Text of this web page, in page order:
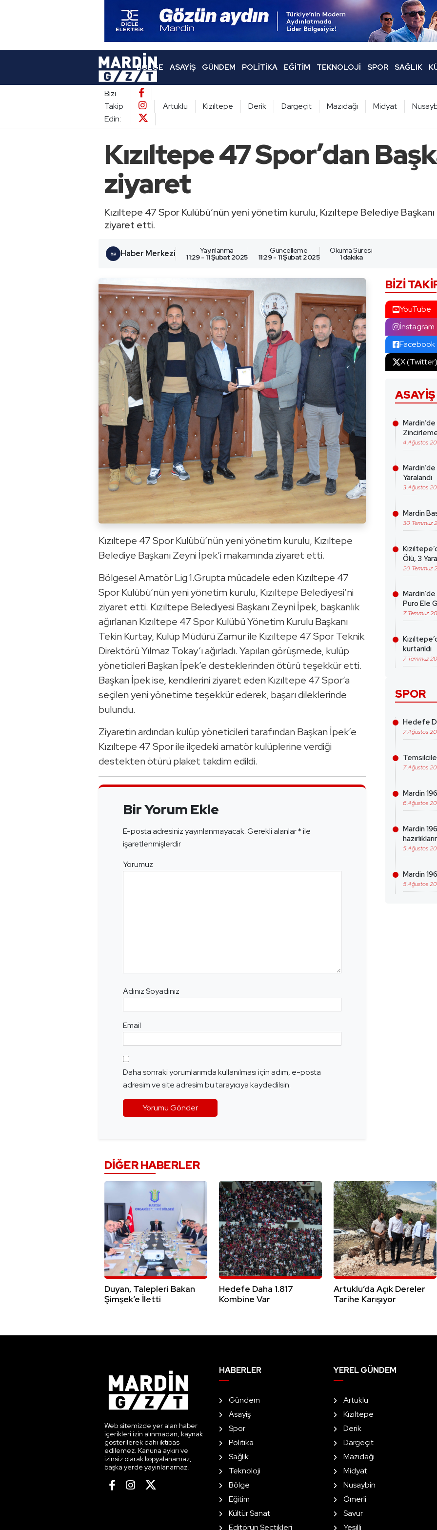
BÖLGE ASAYIŞ GÜNDEM POLITIKA EĞITIM TEKNOLOJI SPOR SAĞLIK
Bizi
Takip
Edin:
Artuklu Kızıltepe Derik Dargeçit Mazıdağı Midyat
Kızıltepe 47 Spor’dan
ziyaret
Kızıltepe 47 Spor Kulübü’nün yeni yönetim kurulu, Kızıltepe Belediye
ziyaret etti.
Haber Merkezi Yayınlanma
11:29 - 11 Şubat 2025
Güncelleme
11:29 - 11 Şubat 2025
Okuma Süresi
1 dakika
Kızıltepe 47 Spor Kulübü’nün yeni yönetim kurulu, Kızıltepe
Belediye Başkanı Zeyni İpek’i makamında ziyaret etti.
Bölgesel Amatör Lig 1.Grupta mücadele eden Kızıltepe 47
Spor Kulübü’nün yeni yönetim kurulu, Kızıltepe Belediyesi’ni
ziyaret etti. Kızıltepe Belediyesi Başkanı Zeyni İpek, başkanlık
ağırlanan Kızıltepe 47 Spor Kulübü Yönetim Kurulu Başkanı
Tekin Kurtay, Kulüp Müdürü Zamur ile Kızıltepe 47 Spor Teknik
Direktörü Yılmaz Tokay’ı ağırladı. Yapılan görüşmede, kulüp
yöneticileri Başkan İpek’e desteklerinden ötürü teşekkür etti.
Başkan İpek ise, kendilerini ziyaret eden Kızıltepe 47 Spor’a
seçilen yeni yönetime teşekkür ederek, başarı dileklerinde
bulundu.
Ziyaretin ardından kulüp yöneticileri tarafından Başkan İpek’e
Kızıltepe 47 Spor ile ilçedeki amatör kulüplerine verdiği
destekten ötürü plaket takdim edildi.
Bir Yorum Ekle
E-posta adresiniz yayınlanmayacak.Gerekli alanlar*ile
işaretlenmişlerdir
Yorumuz
Adınız Soyadınız
Email
Daha sonraki yorumlarımda kullanılması için adım, e-posta
adresim ve site adresim bu tarayıcıya kaydedilsin.
BIZI
YouTube
İnstagram
Facebook
X (Twitter)
ASAYIŞ
4 Ağustos
Yaralandı
3 Ağustos
Mardin
30 Temmuz
Ölü, 3
20 Temmuz
Puro Ele
7 Temmuz
kurtarıldı
7 Temmuz
SPOR
Hedefe
7 Ağustos
7 Ağustos
Mardin
6 Ağustos
Mardin
5 Ağustos
Mardin
5 Ağustos
DIĞER HABERLER
Duyan, Talepleri Bakan
Şimşek’e İletti
Hedefe Daha 1.817
Kombine Var
Artuklu’da Açık Dereler
Tarihe Karışıyor
Web sitemizde yer alan haber
içerikleri izin alınmadan, kaynak
gösterilerek dahi iktibas
edilemez. Kanuna aykırı ve
izinsiz olarak kopyalanamaz,
başka yerde yayınlanamaz.
HABERLER
Gündem
Asayiş
Spor
Politika
Sağlık
Teknoloji
Bölge
Eğitim
Kültür Sanat
Editörün Seçtikleri
YEREL GÜNDEM
Artuklu
Kızıltepe
Derik
Dargeçit
Mazıdağı
Midyat
Nusaybin
Ömerli
Savur
Yeşilli